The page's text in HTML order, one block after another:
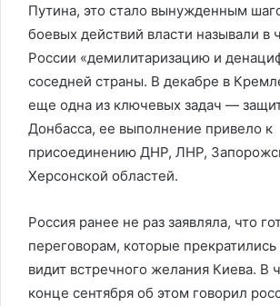
Путина, это стало вынужденным
боевых действий власти называли в
России «демилитаризацию и
соседней страны. В декабре в
еще одна из ключевых задач —
Донбасса, ее выполнение привело к
присоединению ДНР, ЛНР,
Херсонской областей.
Россия ранее не раз заявляла, что
переговорам, которые
видит встречного желания Киева. В
конце сентября об этом говорил